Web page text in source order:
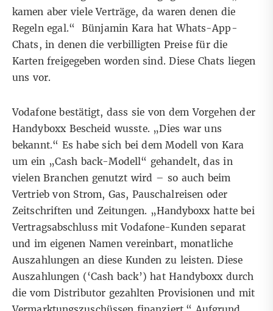
kamen aber viele Verträge, da waren denen die
Regeln egal.“ Bünjamin Kara hat Whats-App-
Chats, in denen die verbilligten Preise für die
Karten freigegeben worden sind. Diese Chats liegen
uns vor.
Vodafone bestätigt, dass sie von dem Vorgehen der
Handyboxx Bescheid wusste. „Dies war uns
bekannt.“ Es habe sich bei dem Modell von Kara
um ein „Cash back-Modell“ gehandelt, das in
vielen Branchen genutzt wird – so auch beim
Vertrieb von Strom, Gas, Pauschalreisen oder
Zeitschriften und Zeitungen. „Handyboxx hatte bei
Vertragsabschluss mit Vodafone-Kunden separat
und im eigenen Namen vereinbart, monatliche
Auszahlungen an diese Kunden zu leisten. Diese
Auszahlungen (‘Cash back’) hat Handyboxx durch
die vom Distributor gezahlten Provisionen und mit